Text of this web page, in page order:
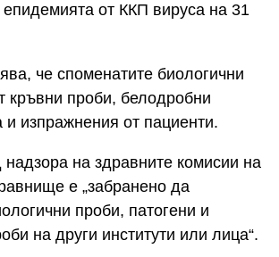
епидемията от ККП вируса на 31
че споменатите биологични
кръвни проби, белодробни
и изпражнения от пациенти.
на здравните комисии на
е „забранено да
проби, патогени и
на други институти или лица“.